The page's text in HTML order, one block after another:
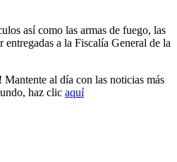
así como las armas de fuego, las
entregadas a la Fiscalía General de la
Mantente al día con las noticias más
haz clic aquí